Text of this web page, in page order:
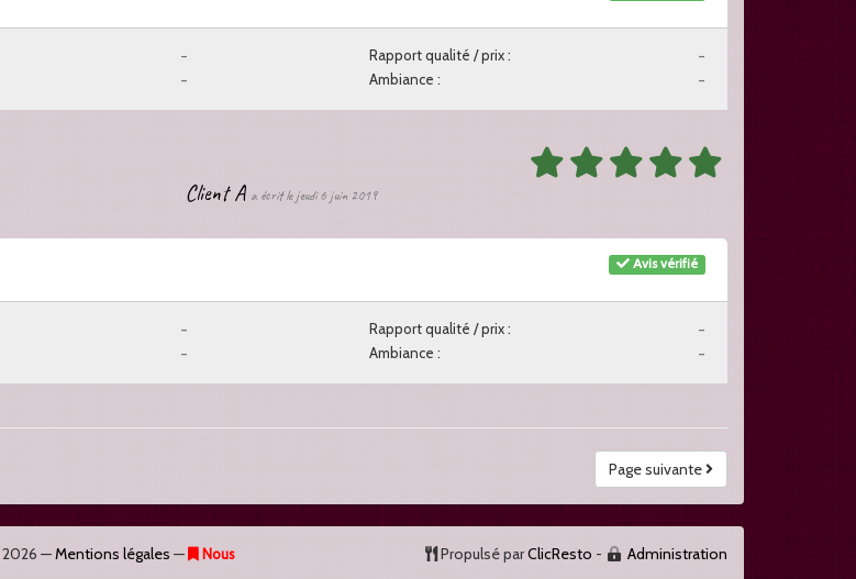
- -
Rapport qualité / prix :
- -
Ambiance :
Client A a écrit le jeudi 6 juin 2019
Avis vérifié
- -
Rapport qualité / prix :
- -
Ambiance :
Page suivante
2026 —Mentions légales —
Nous
Propulsé parClicResto - Administration